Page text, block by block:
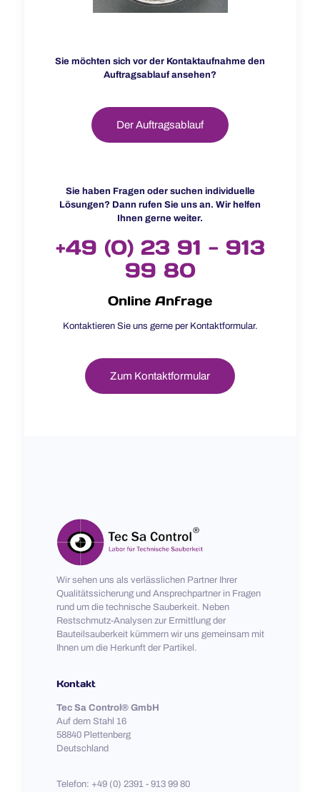
Sie möchten sich vor der Kontaktaufnahme den
Auftragsablauf ansehen?
Der Auftragsablauf
Sie haben Fragen oder suchen individuelle
Lösungen? Dann rufen Sie uns an. Wir helfen
Ihnen gerne weiter.
+49 (0) 23 91 - 913
99 80
Online Anfrage
Kontaktieren Sie uns gerne per Kontaktformular.
Zum Kontaktformular
Wir sehen uns als verlässlichen Partner Ihrer
Qualitätssicherung und Ansprechpartner in Fragen
rund um die technische Sauberkeit. Neben
Restschmutz-Analysen zur Ermittlung der
Bauteilsauberkeit kümmern wir uns gemeinsam mit
Ihnen um die Herkunft der Partikel.
Kontakt
Tec Sa Control® GmbH
Auf dem Stahl 16
58840 Plettenberg
Deutschland
Telefon: +49 (0) 2391 - 913 99 80